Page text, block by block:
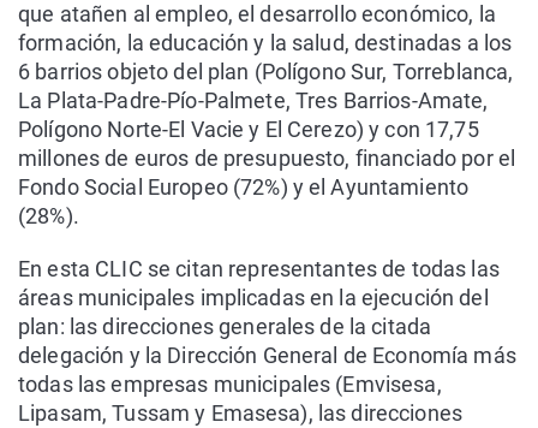
que atañen al empleo, el desarrollo económico, la
formación, la educación y la salud, destinadas a los
6 barrios objeto del plan (Polígono Sur, Torreblanca,
La Plata-Padre-Pío-Palmete, Tres Barrios-Amate,
Polígono Norte-El Vacie y El Cerezo) y con 17,75
millones de euros de presupuesto, financiado por el
Fondo Social Europeo (72%) y el Ayuntamiento
(28%).
En esta CLIC se citan representantes de todas las
áreas municipales implicadas en la ejecución del
plan: las direcciones generales de la citada
delegación y la Dirección General de Economía más
todas las empresas municipales (Emvisesa,
Lipasam, Tussam y Emasesa), las direcciones